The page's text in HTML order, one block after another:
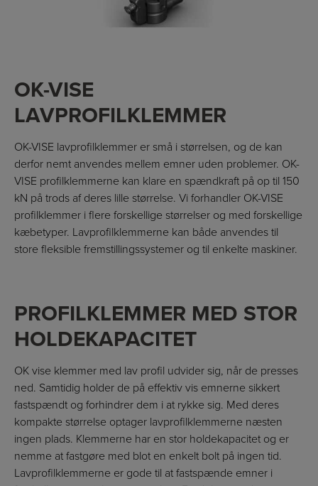
OK-VISE
LAVPROFILKLEMMER
OK-VISE lavprofilklemmer er små i størrelsen, og de kan
derfor nemt anvendes mellem emner uden problemer. OK-
VISE profilklemmerne kan klare en spændkraft på op til 150
kN på trods af deres lille størrelse. Vi forhandler OK-VISE
profilklemmer i flere forskellige størrelser og med forskellige
kæbetyper. Lavprofilklemmerne kan både anvendes til
store fleksible fremstillingssystemer og til enkelte maskiner.
PROFILKLEMMER MED STOR
HOLDEKAPACITET
OK vise klemmer med lav profil udvider sig, når de presses
ned. Samtidig holder de på effektiv vis emnerne sikkert
fastspændt og forhindrer dem i at rykke sig. Med deres
kompakte størrelse optager lavprofilklemmerne næsten
ingen plads. Klemmerne har en stor holdekapacitet og er
nemme at fastgøre med blot en enkelt bolt på ingen tid.
Lavprofilklemmerne er gode til at fastspænde emner i